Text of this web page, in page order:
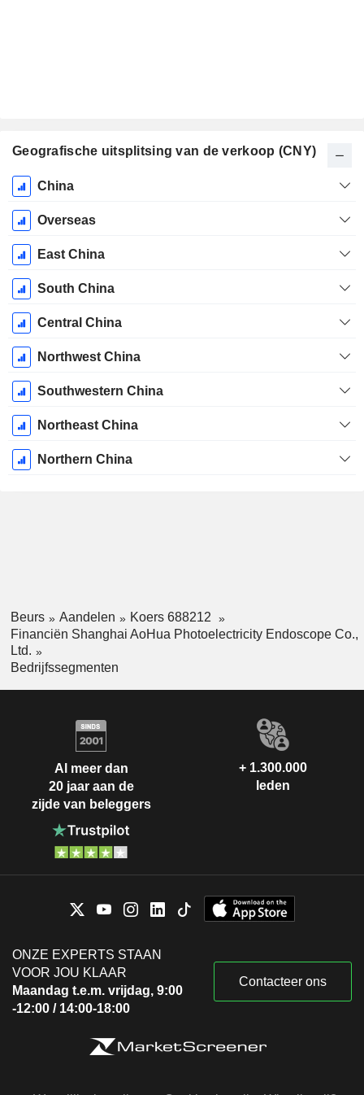
Geografische uitsplitsing van de verkoop (CNY)
Start
boekjaar:
December
China
Overseas
East China
South China
Central China
Northwest China
Southwestern China
Northeast China
Northern China
Beurs Aandelen
Koers 688212
Financiën Shanghai AoHua Photoelectricity Endoscope Co.,
Ltd.
Bedrijfssegmenten
Al meer dan
20 jaar aan de
zijde van beleggers
+ 1.300.000
leden
ONZE EXPERTS STAAN
VOOR JOU KLAAR
Maandag t.e.m. vrijdag, 9:00
-12:00 / 14:00-18:00
Contacteer ons